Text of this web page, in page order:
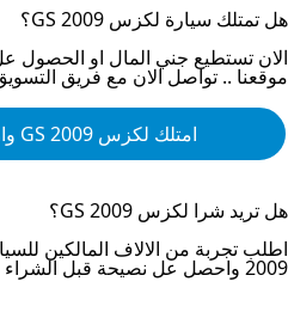
هل تمتلك سيارة لكزس GS 2009
؟
الان تستطيع جني المال او الحصول
موقعنا .. تواصل الان مع فريق
امتلك لكزس GS 2009
هل تريد شرا لكزس GS 2009
؟
اطلب تجربة من الالاف المالكين
2009 واحصل عل نصيحة قبل الشراء